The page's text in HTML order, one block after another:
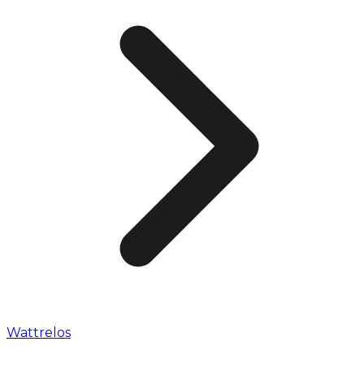
Wattrelos